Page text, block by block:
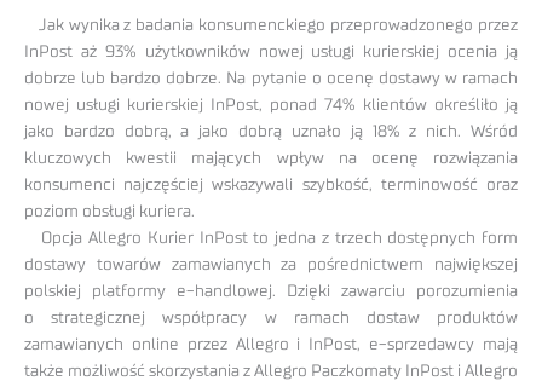
Jak wynika z badania konsumenckiego przeprowadzonego przez
InPost aż 93% użytkowników nowej usługi kurierskiej ocenia ją
dobrze lub bardzo dobrze. Na pytanie o ocenę dostawy w ramach
nowej usługi kurierskiej InPost, ponad 74% klientów określiło ją
jako bardzo dobrą, a jako dobrą uznało ją 18% z nich. Wśród
kluczowych kwestii mających wpływ na ocenę rozwiązania
konsumenci najczęściej wskazywali szybkość, terminowość oraz
poziom obsługi kuriera.
Opcja Allegro Kurier InPost to jedna z trzech dostępnych form
dostawy towarów zamawianych za pośrednictwem największej
polskiej platformy e-handlowej. Dzięki zawarciu porozumienia
o strategicznej współpracy w ramach dostaw produktów
zamawianych online przez Allegro i InPost, e-sprzedawcy mają
także możliwość skorzystania z Allegro Paczkomaty InPost i Allegro